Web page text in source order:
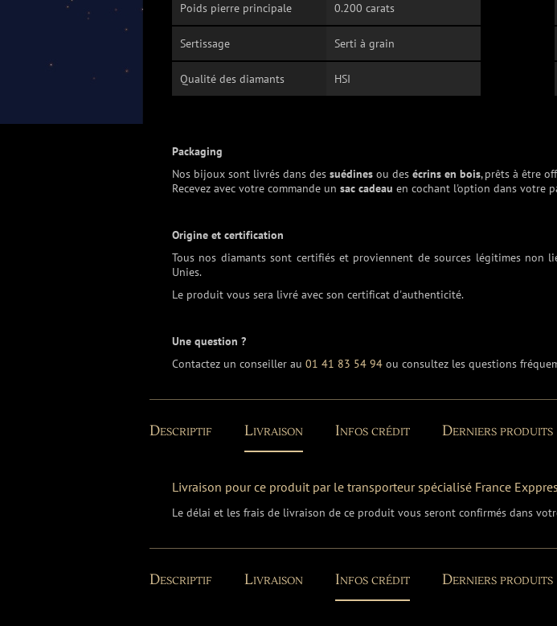
Poids pierre principale 0.200 carats
Sertissage Serti à grain
Qualité des diamants HSI
Packaging
Nos bijoux sont livrés dans des suédines ou des écrins en bois, prêts à être
Recevez avec votre commande un sac cadeau en cochant l'option dans votre
Origine et certification
Tous nos diamants sont certifiés et proviennent de sources légitimes non
Unies.
Le produit vous sera livré avec son certificat d'authenticité.
Une question ?
Contactez un conseiller au 01 41 83 54 94 ou consultez les questions
Descriptif Livraison Infos crédit Derniers produits
Livraison pour ce produit par le transporteur spécialisé France
Le délai et les frais de livraison de ce produit vous seront confirmés dans
Descriptif Livraison Infos crédit Derniers produits